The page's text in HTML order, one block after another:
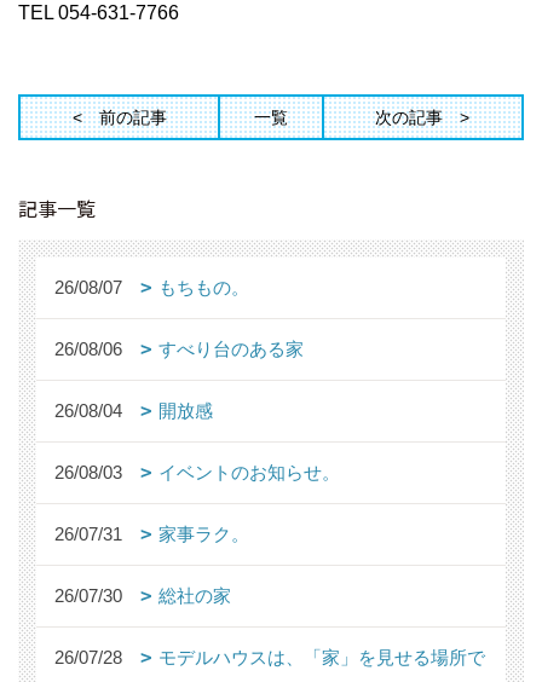
TEL 054-631-7766
前の記事 一覧 次の記事
記事一覧
26/08/07 もちもの。
26/08/06 すべり台のある家
26/08/04 開放感
26/08/03 イベントのお知らせ。
26/07/31 家事ラク。
26/07/30 総社の家
26/07/28
モデルハウスは、「家」を見せる場所で